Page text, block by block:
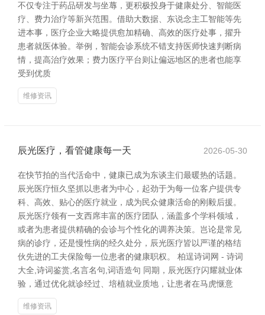
不仅专注于药品研发与坐蓐，更积极投身于健康处分、智能医
疗、费力治疗等新兴范围。借助大数据、东说念主工智能等先
进本事，医疗企业大略提供愈加精确、高效的医疗处事，擢升
患者就医体验。举例，智能会诊系统不错支持医师快速判断病
情，提高治疗效果；费力医疗平台则让偏远地区的患者也能享
受到优质
维修资讯
辰光医疗，看管健康每一天 2026-05-30
在快节拍的当代活命中，健康已成为东谈主们最暖热的话题。
辰光医疗恒久坚抓以患者为中心，起劲于为每一位客户提供专
科、高效、贴心的医疗就业，成为民众健康活命的刚毅后援。
辰光医疗领有一支西席丰富的医疗团队，涵盖多个学科领域，
或者为患者提供精确的会诊与个性化的调养决策。岂论是常见
病的诊疗，还是慢性病的经久处分，辰光医疗皆以严谨的格结
伙先进的工夫保险每一位患者的健康职权。 柏逞诗词网 - 诗词
大全,诗词鉴赏,名言名句,词语造句 同期，辰光医疗闪耀就业体
验，通过优化就诊经过、培植就业质地，让患者在马虎惬意
维修资讯